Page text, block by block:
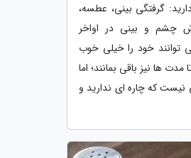
گرفتگی بینی، عطسه،
چشم و بینی در اواخر
توانند خود را خیلی خوب
ها نیز باقی بمانند؛ اما
نیست که چاره ای ندارید و